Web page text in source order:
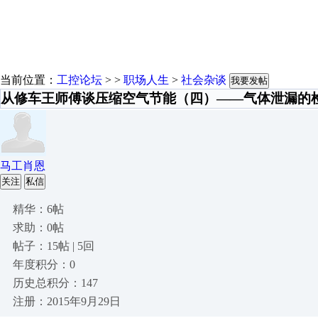
当前位置： 工控论坛 > > 职场人生 > 社会杂谈 我要发帖
从修车王师傅谈压缩空气节能（四）——气体泄漏的
马工肖恩
关注 私信
精华：6帖
求助：0帖
帖子：15帖 | 5回
年度积分：0
历史总积分：147
注册：2015年9月29日